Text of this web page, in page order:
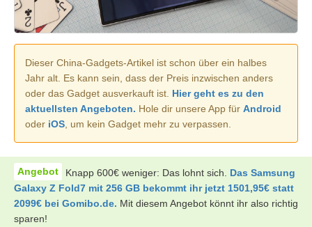
Dieser China-Gadgets-Artikel ist schon über ein halbes
Jahr alt. Es kann sein, dass der Preis inzwischen anders
oder das Gadget ausverkauft ist. Hier geht es zu den
aktuellsten Angeboten. Hole dir unsere App für Android
oder iOS, um kein Gadget mehr zu verpassen.
Knapp 600€ weniger: Das lohnt sich. Das Samsung
Galaxy Z Fold7 mit 256 GB bekommt ihr jetzt 1501,95€ statt
2099€ bei Gomibo.de. Mit diesem Angebot könnt ihr also richtig
sparen!